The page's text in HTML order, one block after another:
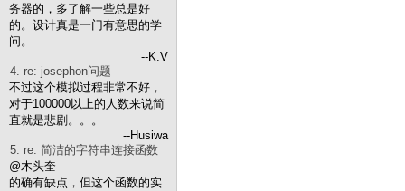
务器的，多了解一些总是好
的。设计真是一门有意思的学
问。
--K.V
4. re: josephon问题
不过这个模拟过程非常不好，
对于100000以上的人数来说简
直就是悲剧。。。
--Husiwa
5. re: 简洁的字符串连接函数
@木头奎
的确有缺点，但这个函数的实